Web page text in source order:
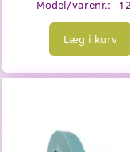
Model/varenr.:
Læg i kurv